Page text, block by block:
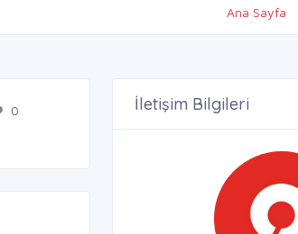
Ana Sayfa
0 İletişim Bilgileri